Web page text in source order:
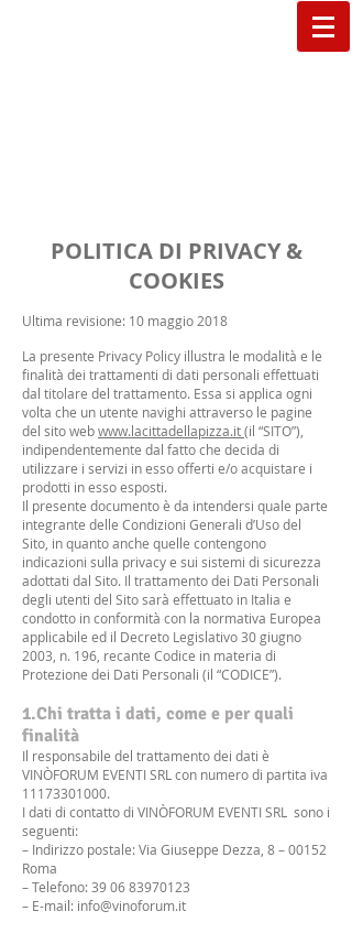
POLITICA DI PRIVACY &
COOKIES
Ultima revisione: 10 maggio 2018
La presente Privacy Policy illustra le modalità e le
finalità dei trattamenti di dati personali effettuati
dal titolare del trattamento. Essa si applica ogni
volta che un utente navighi attraverso le pagine
del sito webwww.lacittadellapizza.it(il “SITO”),
indipendentemente dal fatto che decida di
utilizzare i servizi in esso offerti e/o acquistare i
prodotti in esso esposti.
Il presente documento è da intendersi quale parte
integrante delle Condizioni Generali d’Uso del
Sito, in quanto anche quelle contengono
indicazioni sulla privacy e sui sistemi di sicurezza
adottati dal Sito. Il trattamento dei Dati Personali
degli utenti del Sito sarà effettuato in Italia e
condotto in conformità con la normativa Europea
applicabile ed il Decreto Legislativo 30 giugno
2003, n. 196, recante Codice in materia di
Protezione dei Dati Personali (il “CODICE”).
1.Chi tratta i dati, come e per quali
finalità
Il responsabile del trattamento dei dati è
VINÒFORUM EVENTI SRL con numero di partita iva
11173301000.
I dati di contatto di VINÒFORUM EVENTI SRL sono i
seguenti:
– Indirizzo postale: Via Giuseppe Dezza, 8 – 00152
Roma
– Telefono: 39 06 83970123
– E-mail: info@vinoforum.it